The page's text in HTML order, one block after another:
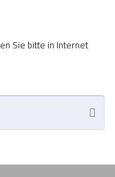
Sie bitte in Internet